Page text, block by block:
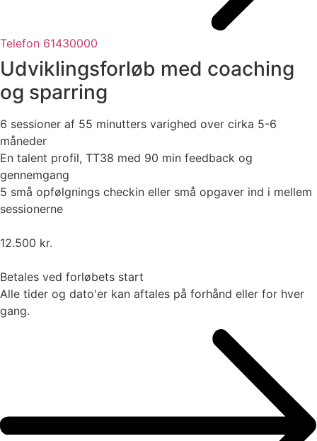
Telefon 61430000
Udviklingsforløb med coaching
og sparring
6 sessioner af 55 minutters varighed over cirka 5-6
måneder
En talent profil, TT38 med 90 min feedback og
gennemgang
5 små opfølgnings checkin eller små opgaver ind i mellem
sessionerne
12.500 kr.
Betales ved forløbets start
Alle tider og dato'er kan aftales på forhånd eller for hver
gang.